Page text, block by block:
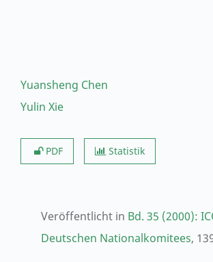
Yuansheng Chen
Yulin Xie
PDF Statistik
Veröffentlicht in Bd. 35 (2000):
Deutschen Nationalkomitees,